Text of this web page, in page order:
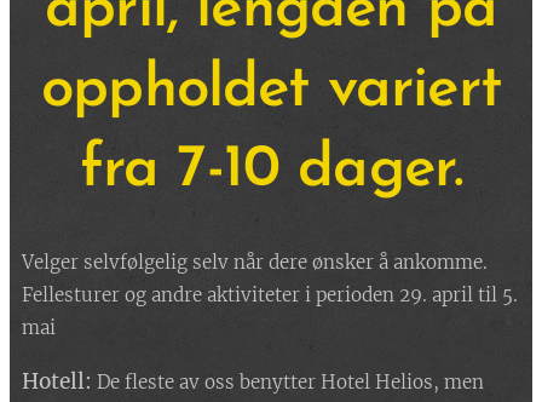
oppholdet variert
fra 7-10 dager.
Velger selvfølgelig selv når dere ønsker å ankomme.
Fellesturer og andre aktiviteter i perioden 29. april til 5.
mai
Hotell: De fleste av oss benytter Hotel Helios, men